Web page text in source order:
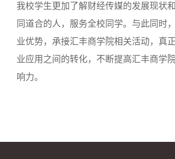
我校学生更加了解财经传媒的发展现状
同道合的人，服务全校同学。与此同时
业优势，承接汇丰商学院相关活动，真
业应用之间的转化，不断提高汇丰商学
响力。